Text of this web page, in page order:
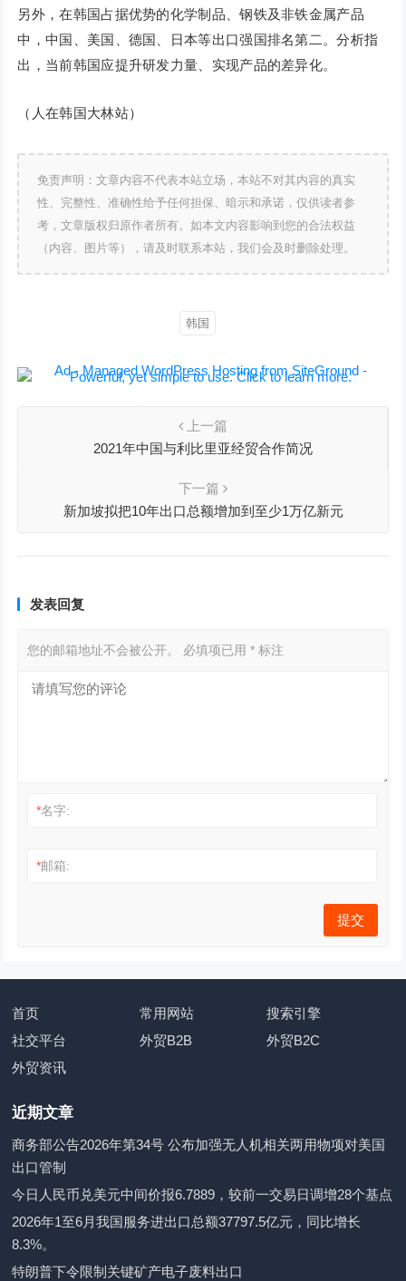
另外，在韩国占据优势的化学制品、钢铁及非铁金属产品
中，中国、美国、德国、日本等出口强国排名第二。分析指
出，当前韩国应提升研发力量、实现产品的差异化。
（人在韩国大林站）
免责声明：文章内容不代表本站立场，本站不对其内容的真实
性、完整性、准确性给予任何担保、暗示和承诺，仅供读者参
考，文章版权归原作者所有。如本文内容影响到您的合法权益
（内容、图片等），请及时联系本站，我们会及时删除处理。
韩国
上一篇
2021年中国与利比里亚经贸合作简况
下一篇
新加坡拟把10年出口总额增加到至少1万亿新元
发表回复
您的邮箱地址不会被公开。 必填项已用* 标注
*名字:
*邮箱:
首页 常用网站
搜索引擎
社交平台
外贸B2B
外贸B2C
外贸资讯
近期文章
商务部公告2026年第34号 公布加强无人机相关两用物项对美国
出口管制
今日人民币兑美元中间价报6.7889，较前一交易日调增28个基点
2026年1至6月我国服务进出口总额37797.5亿元，同比增长
8.3%。
特朗普下令限制关键矿产电子废料出口